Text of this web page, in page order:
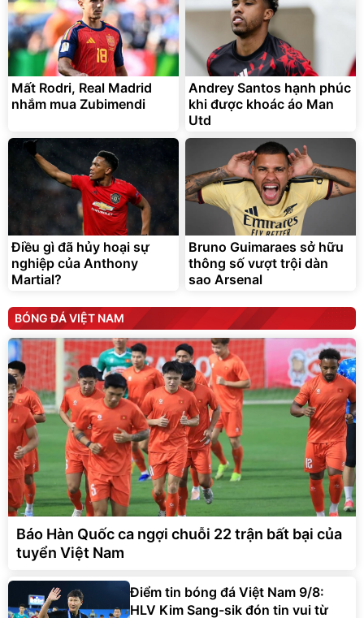
Mất Rodri, Real Madrid
nhắm mua Zubimendi
Andrey Santos hạnh phúc
khi được khoác áo Man
Utd
Điều gì đã hủy hoại sự
nghiệp của Anthony
Martial?
Bruno Guimaraes sở hữu
thông số vượt trội dàn
sao Arsenal
BÓNG ĐÁ VIỆT NAM
Báo Hàn Quốc ca ngợi chuỗi 22 trận bất bại của
tuyển Việt Nam
Điểm tin bóng đá Việt Nam 9/8:
HLV Kim Sang-sik đón tin vui từ